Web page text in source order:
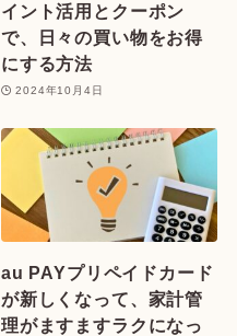
イント活用とクーポン
で、日々の買い物をお得
にする方法
2024年10月4日
au PAYプリペイドカード
が新しくなって、家計管
理がますますラクになっ